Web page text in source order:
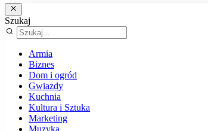
Szukaj
Armia
Biznes
Dom i ogród
Gwiazdy
Kuchnia
Kultura i Sztuka
Marketing